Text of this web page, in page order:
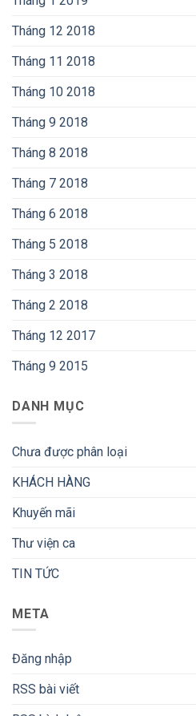
Tháng 12 2018
Tháng 11 2018
Tháng 10 2018
Tháng 9 2018
Tháng 8 2018
Tháng 7 2018
Tháng 6 2018
Tháng 5 2018
Tháng 3 2018
Tháng 2 2018
Tháng 12 2017
Tháng 9 2015
DANH MỤC
Chưa được phân loại
KHÁCH HÀNG
Khuyến mãi
Thư viện ca
TIN TỨC
META
Đăng nhập
RSS bài viết